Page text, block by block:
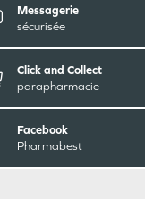
Messagerie
sécurisée
Click and Collect
parapharmacie
Facebook
Pharmabest